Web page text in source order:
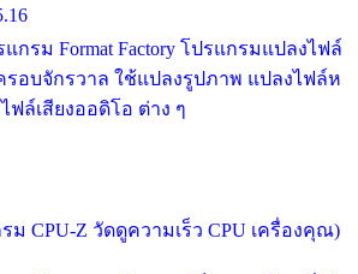
กรม Format Factory โปรแกรมแปลงไฟล์
รอบจักรวาล ใช้แปลงรูปภาพ แปลงไฟล์ห
ฟล์เสียงออดิโอ ต่าง ๆ
ม CPU-Z วัดดูความเร็ว CPU เครื่องคุณ)